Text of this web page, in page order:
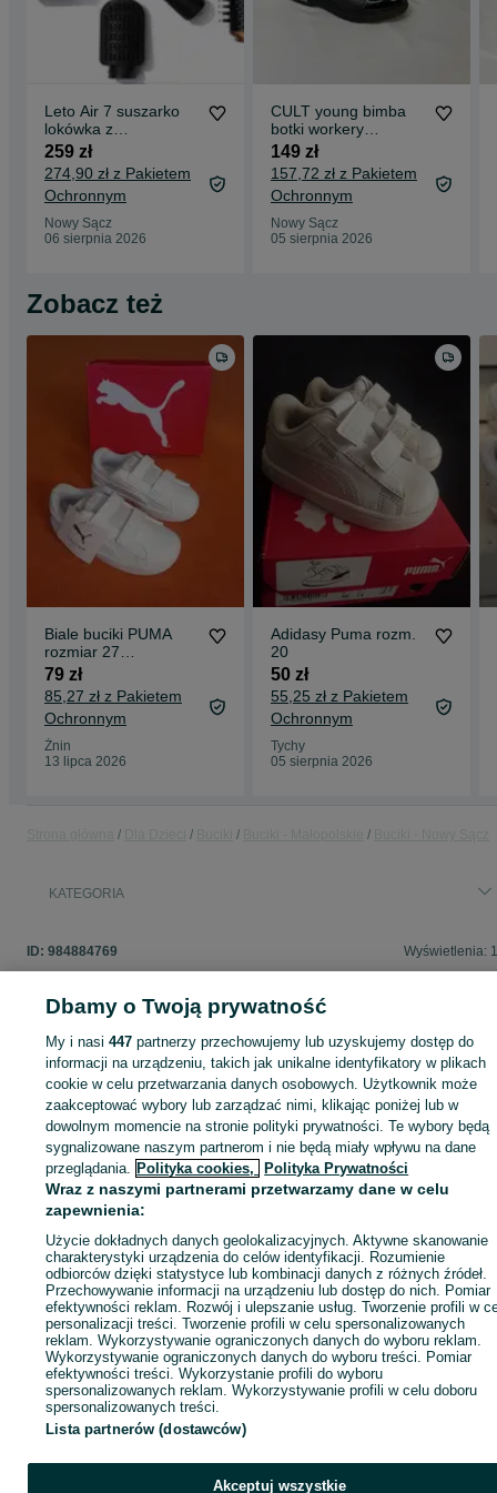
Leto Air 7 suszarko
lokówka z
akcesoriami do
włosów walentynki
259 zł
274,90 zł z Pakietem
Ochronnym
Nowy Sącz
06 sierpnia 2026
CULT young bimba
botki workery
dziewczęce dziecięce
jesienne za kostke
149 zł
157,72 zł z Pakietem
Ochronnym
Nowy Sącz
05 sierpnia 2026
Zobacz też
Biale buciki PUMA
rozmiar 27
DARMOWA
WYSYLKA
79 zł
85,27 zł z Pakietem
Ochronnym
Żnin
13 lipca 2026
Adidasy Puma rozm.
20
50 zł
55,25 zł z Pakietem
Ochronnym
Tychy
05 sierpnia 2026
KATEGORIA
ID: 984884769 Wyświetlenia:
Zaloguj się lub załóż konto na OLX, aby skontaktować się z
sprzedającym
Zaloguj się / Załóż konto
Wyślij wiadomość
Dbamy o Twoją prywatność
My i nasi447 partnerzy przechowujemy lub uzyskujemy dostęp do
informacji na urządzeniu, takich jak unikalne identyfikatory w plikach
cookie w celu przetwarzania danych osobowych. Użytkownik może
zaakceptować wybory lub zarządzać nimi, klikając poniżej lub w
dowolnym momencie na stronie polityki prywatności. Te wybory będą
sygnalizowane naszym partnerom i nie będą miały wpływu na dane
przeglądania. Polityka cookies, Polityka Prywatności
Wraz z naszymi partnerami przetwarzamy dane w celu
zapewnienia:
Użycie dokładnych danych geolokalizacyjnych. Aktywne skanowanie
charakterystyki urządzenia do celów identyfikacji. Rozumienie
odbiorców dzięki statystyce lub kombinacji danych z różnych źródeł.
Przechowywanie informacji na urządzeniu lub dostęp do nich. Pomiar
efektywności reklam. Rozwój i ulepszanie usług. Tworzenie profili w
personalizacji treści. Tworzenie profili w celu spersonalizowanych
reklam. Wykorzystywanie ograniczonych danych do wyboru reklam.
Wykorzystywanie ograniczonych danych do wyboru treści. Pomiar
efektywności treści. Wykorzystanie profili do wyboru
spersonalizowanych reklam. Wykorzystywanie profili w celu doboru
spersonalizowanych treści.
Lista partnerów (dostawców)
Akceptuj wszystkie